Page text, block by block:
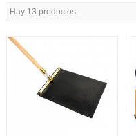
Hay 13 productos.